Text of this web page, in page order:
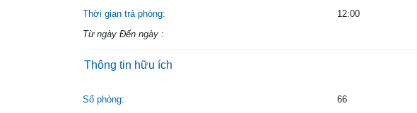
Thời gian trả phòng:
12:00
Từ ngày Đến ngày :
Thông tin hữu ích
Số phòng: 66